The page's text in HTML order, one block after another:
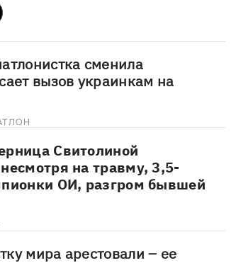
сменила
вызов украинкам на
Свитолиной
на травму, 3,5-
ОИ, разгром бывшей
мира арестовали – ее